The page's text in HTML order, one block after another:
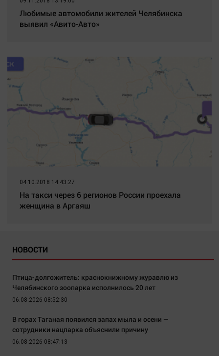
Любимые автомобили жителей Челябинска
выявил «Авито-Авто»
04.10.2018 14:43:27
На такси через 6 регионов России проехала
женщина в Аргаяш
НОВОСТИ
Птица-долгожитель: краснокнижному журавлю из
Челябинского зоопарка исполнилось 20 лет
06.08.2026 08:52:30
В горах Таганая появился запах мыла и осени —
сотрудники нацпарка объяснили причину
06.08.2026 08:47:13